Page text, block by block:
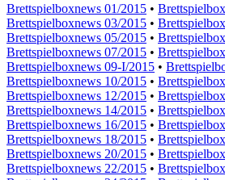
Brettspielboxnews 01/2015 •
Brettspielboxnews 03/2015 •
Brettspielboxnews 05/2015 •
Brettspielboxnews 07/2015 •
Brettspielboxnews 09-I/2015 •
Brettspielboxnews 10/2015 •
Brettspielboxnews 12/2015 •
Brettspielboxnews 14/2015 •
Brettspielboxnews 16/2015 •
Brettspielboxnews 18/2015 •
Brettspielboxnews 20/2015 •
Brettspielboxnews 22/2015 •